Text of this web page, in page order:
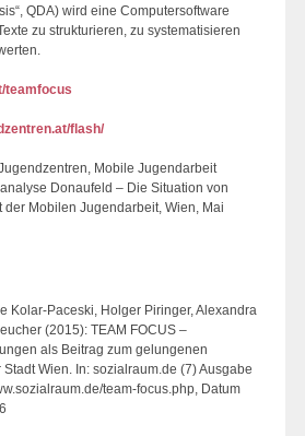
QDA) wird eine Computersoftware
zu strukturieren, zu systematisieren
teamfocus
flash/
Mobile Jugendarbeit
Donaufeld – Die Situation von
Mobilen Jugendarbeit, Wien, Mai
Kolar-Paceski, Holger Piringer, Alexandra
(2015): TEAM FOCUS –
als Beitrag zum gelungenen
Wien. In: sozialraum.de (7) Ausgabe
team-focus.php, Datum